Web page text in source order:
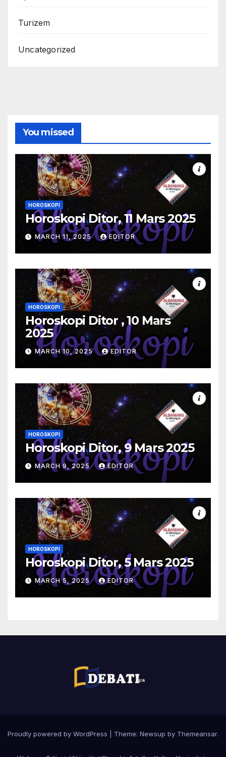
Turizem
Uncategorized
You missed
HOROSKOPI
Horoskopi Ditor, 11 Mars 2025
MARCH 11, 2025 EDITOR
HOROSKOPI
Horoskopi Ditor , 10 Mars
2025
MARCH 10, 2025 EDITOR
HOROSKOPI
Horoskopi Ditor, 9 Mars 2025
MARCH 9, 2025 EDITOR
HOROSKOPI
Horoskopi Ditor, 5 Mars 2025
MARCH 5, 2025 EDITOR
Proudly powered by WordPress Theme: Newsup by Themeansar.